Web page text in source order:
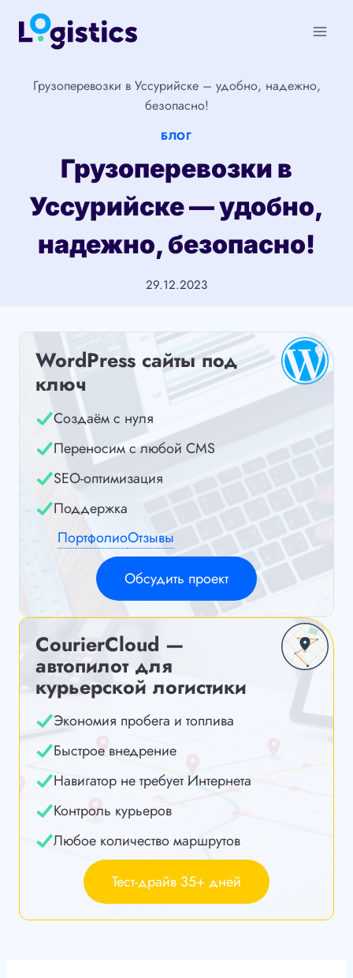
Перейти
Грузоперевозки в Уссурийске – удобно, надежно,
безопасно!
БЛОГ
Грузоперевозки в
Уссурийске — удобно,
надежно, безопасно!
29.12.2023
WordPress сайты под
ключ
Создаём с нуля
Переносим с любой CMS
SEO-оптимизация
Поддержка
ПортфолиоОтзывы
Обсудить проект
CourierCloud —
автопилот для
курьерской логистики
Экономия пробега и топлива
Быстрое внедрение
Навигатор не требует Интернета
Контроль курьеров
Любое количество маршрутов
Тест-драйв 35+ дней